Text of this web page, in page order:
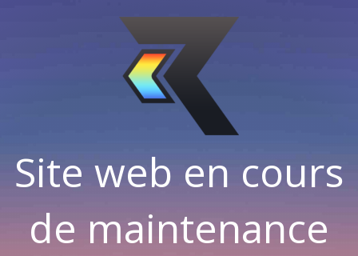
Site web en cours
de maintenance